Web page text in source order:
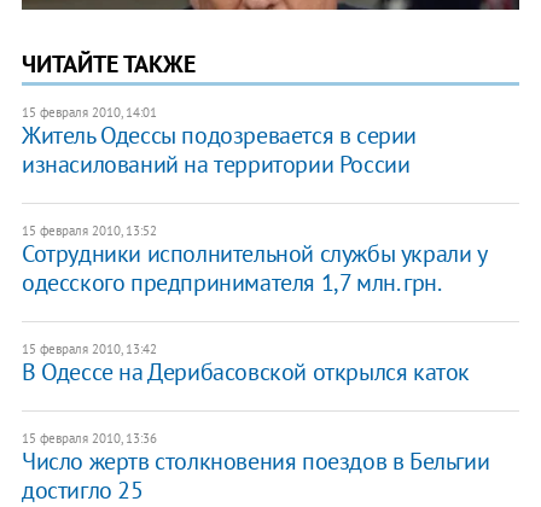
ЧИТАЙТЕ ТАКЖЕ
15 февраля 2010, 14:01
Житель Одессы подозревается в серии
изнасилований на территории России
15 февраля 2010, 13:52
Сотрудники исполнительной службы украли у
одесского предпринимателя 1,7 млн. грн.
15 февраля 2010, 13:42
В Одессе на Дерибасовской открылся каток
15 февраля 2010, 13:36
Число жертв столкновения поездов в Бельгии
достигло 25